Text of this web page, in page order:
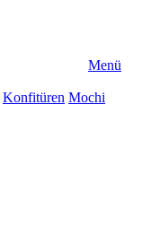
Menü
Konfitüren Mochi